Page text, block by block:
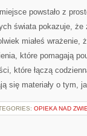
RYSUNEK
I JEJ
BY ADMIN STY -